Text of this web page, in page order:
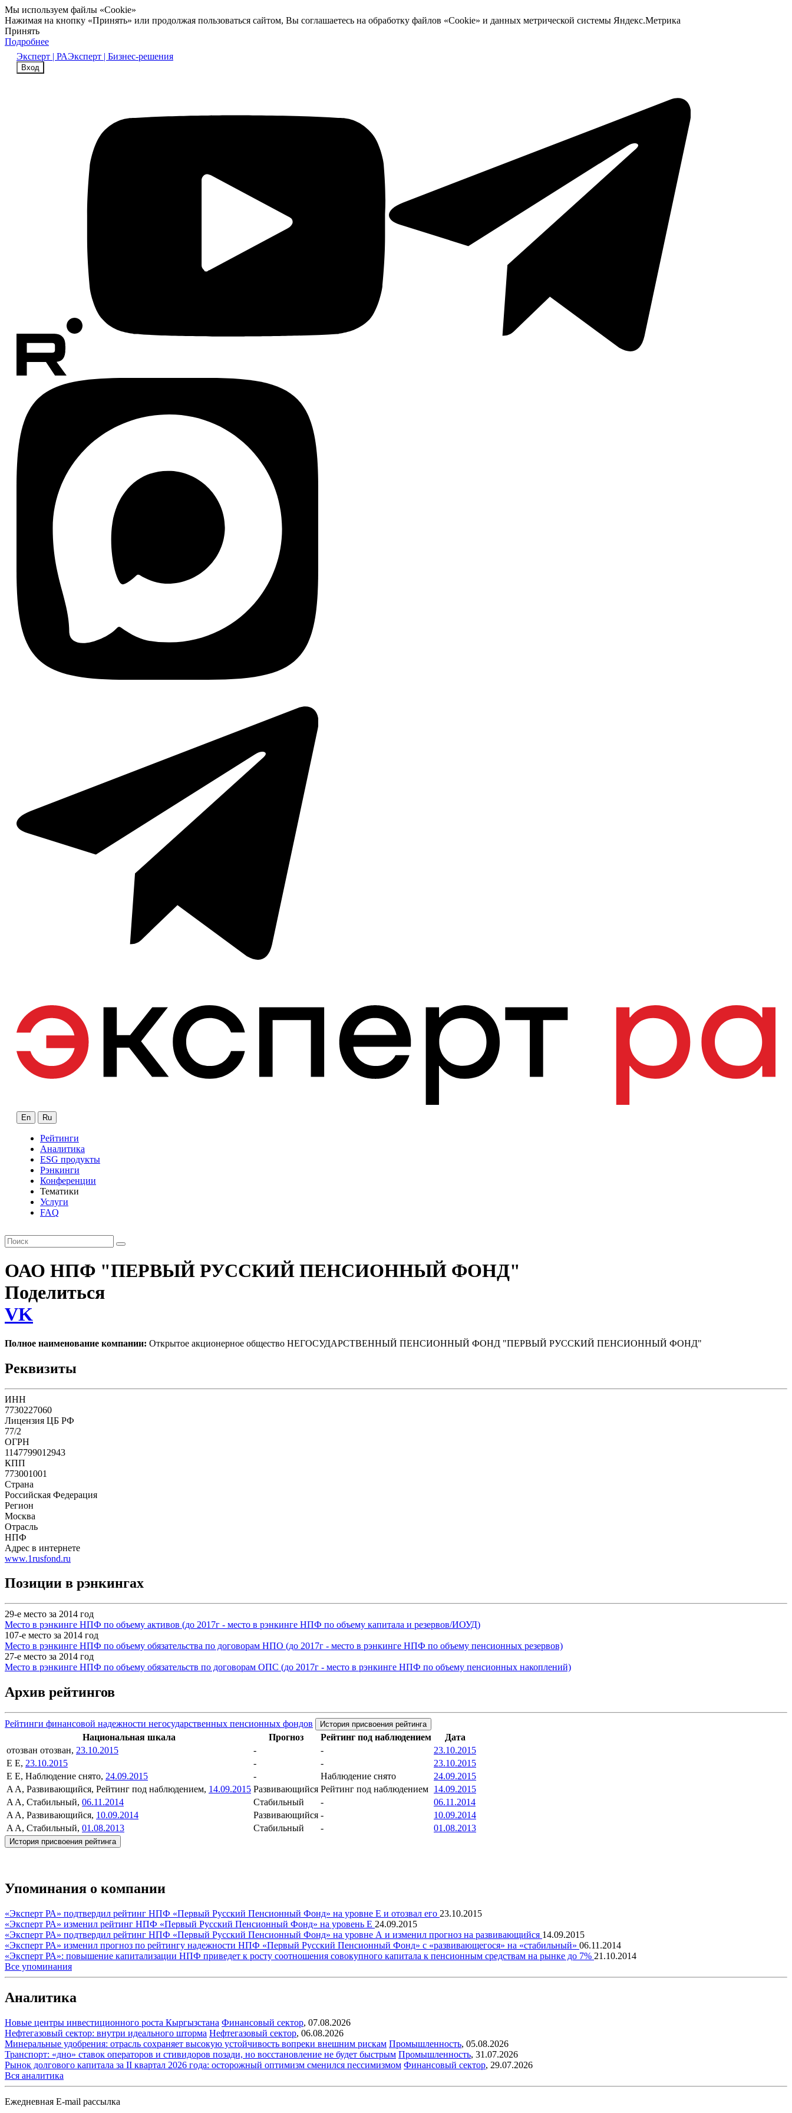
Мы используем файлы «Cookie»
Нажимая на кнопку «Принять» или продолжая пользоваться сайтом, Вы соглашаетесь на обработку файлов «Cookie» и данных метрической системы Яндекс.Метрика
Принять
Подробнее
Эксперт | РАЭксперт | Бизнес-решения
Вход
En Ru
Рейтинги
Аналитика
ESG продукты
Рэнкинги
Конференции
Тематики
Услуги
FAQ
ОАО НПФ "ПЕРВЫЙ РУССКИЙ ПЕНСИОННЫЙ ФОНД"
Поделиться
VK
Полное наименование компании: Открытое акционерное общество НЕГОСУДАРСТВЕННЫЙ ПЕНСИОННЫЙ ФОНД "ПЕРВЫЙ РУССКИЙ ПЕНСИОННЫЙ ФОНД"
Реквизиты
ИНН
7730227060
Лицензия ЦБ РФ
77/2
ОГРН
1147799012943
КПП
773001001
Страна
Российская Федерация
Регион
Москва
Отрасль
НПФ
Адрес в интернете
www.1rusfond.ru
Позиции в рэнкингах
29-е место за 2014 год
Место в рэнкинге НПФ по объему активов (до 2017г - место в рэнкинге НПФ по объему капитала и резервов/ИОУД)
107-е место за 2014 год
Место в рэнкинге НПФ по объему обязательства по договорам НПО (до 2017г - место в рэнкинге НПФ по объему пенсионных резервов)
27-е место за 2014 год
Место в рэнкинге НПФ по объему обязательств по договорам ОПС (до 2017г - место в рэнкинге НПФ по объему пенсионных накоплений)
Архив рейтингов
Рейтинги финансовой надежности негосударственных пенсионных фондов История присвоения рейтинга
Национальная шкала Прогноз Рейтинг под наблюдением
Дата
отозван отозван, 23.10.2015 - -
23.10.2015
E E, 23.10.2015 - -
23.10.2015
E E, Наблюдение снято, 24.09.2015 - Наблюдение снято
24.09.2015
A A, Развивающийся, Рейтинг под наблюдением, 14.09.2015 Развивающийся Рейтинг под наблюдением 14.09.2015
A A, Стабильный, 06.11.2014 Стабильный -
06.11.2014
A A, Развивающийся, 10.09.2014 Развивающийся -
10.09.2014
A A, Стабильный, 01.08.2013 Стабильный - 01.08.2013
История присвоения рейтинга
Упоминания о компании
«Эксперт РА» подтвердил рейтинг НПФ «Первый Русский Пенсионный Фонд» на уровне Е и отозвал его 23.10.2015
«Эксперт РА» изменил рейтинг НПФ «Первый Русский Пенсионный Фонд» на уровень Е 24.09.2015
«Эксперт РА» подтвердил рейтинг НПФ «Первый Русский Пенсионный Фонд» на уровне А и изменил прогноз на развивающийся 14.09.2015
«Эксперт РА» изменил прогноз по рейтингу надежности НПФ «Первый Русский Пенсионный Фонд» с «развивающегося» на «стабильный» 06.11.2014
«Эксперт РА»: повышение капитализации НПФ приведет к росту соотношения совокупного капитала к пенсионным средствам на рынке до 7% 21.10.2014
Все упоминания
Аналитика
Новые центры инвестиционного роста Кыргызстана Финансовый сектор, 07.08.2026
Нефтегазовый сектор: внутри идеального шторма Нефтегазовый сектор, 06.08.2026
Минеральные удобрения: отрасль сохраняет высокую устойчивость вопреки внешним рискам Промышленность, 05.08.2026
Транспорт: «дно» ставок операторов и стивидоров позади, но восстановление не будет быстрым Промышленность, 31.07.2026
Рынок долгового капитала за II квартал 2026 года: осторожный оптимизм сменился пессимизмом Финансовый сектор, 29.07.2026
Вся аналитика
Ежедневная E-mail рассылка